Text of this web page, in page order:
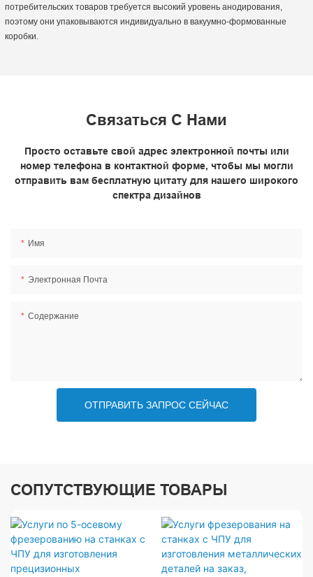
потребительских товаров требуется высокий уровень анодирования,
поэтому они упаковываются индивидуально в вакуумно-формованные
коробки.
Связаться С Нами
Просто оставьте свой адрес электронной почты или
номер телефона в контактной форме, чтобы мы могли
отправить вам бесплатную цитату для нашего широкого
спектра дизайнов
Имя
Электронная Почта
Содержание
ОТПРАВИТЬ ЗАПРОС СЕЙЧАС
СОПУТСТВУЮЩИЕ ТОВАРЫ